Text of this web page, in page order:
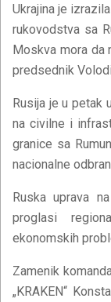
Ukrajina je
rukovodstva sa
Moskva mora da
predsednik
Rusija je u petak
na civilne i
granice sa
nacionalne
Ruska uprava
proglasi
ekonomskih
Zamenik
„KRAKEN“